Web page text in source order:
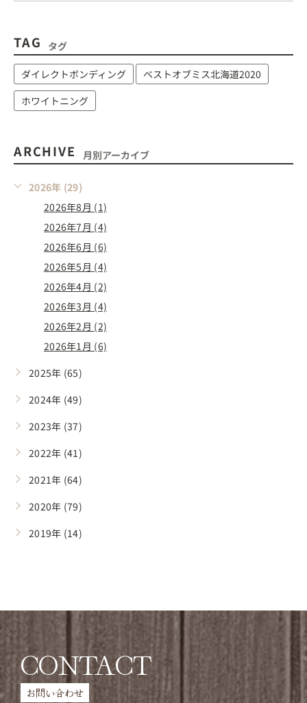
TAG タグ
ダイレクトボンディング
ベストオブミス北海道2020
ホワイトニング
ARCHIVE 月別アーカイブ
2026年 (29)
2026年8月 (1)
2026年7月 (4)
2026年6月 (6)
2026年5月 (4)
2026年4月 (2)
2026年3月 (4)
2026年2月 (2)
2026年1月 (6)
2025年 (65)
2024年 (49)
2023年 (37)
2022年 (41)
2021年 (64)
2020年 (79)
2019年 (14)
CONTACT
お問い合わせ